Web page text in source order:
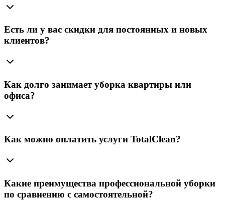
Есть ли у вас скидки для постоянных и новых
клиентов?
Как долго занимает уборка квартиры или
офиса?
Как можно оплатить услуги TotalClean?
Какие преимущества профессиональной уборки
по сравнению с самостоятельной?